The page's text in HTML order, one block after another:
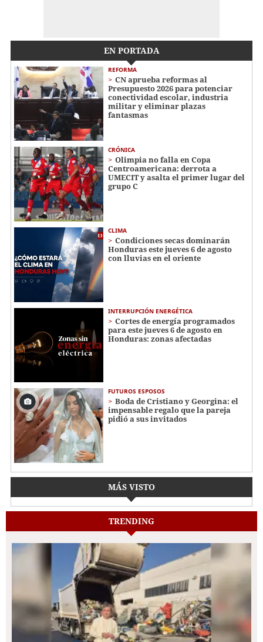
EN PORTADA
REFORMA
CN aprueba reformas al
Presupuesto 2026 para potenciar
conectividad escolar, industria
militar y eliminar plazas
fantasmas
CRÓNICA
Olimpia no falla en Copa
Centroamericana: derrota a
UMECIT y asalta el primer lugar del
grupo C
CLIMA
Condiciones secas dominarán
Honduras este jueves 6 de agosto
con lluvias en el oriente
INTERRUPCIÓN ENERGÉTICA
Cortes de energía programados
para este jueves 6 de agosto en
Honduras: zonas afectadas
FUTUROS ESPOSOS
Boda de Cristiano y Georgina: el
impensable regalo que la pareja
pidió a sus invitados
MÁS VISTO
TRENDING